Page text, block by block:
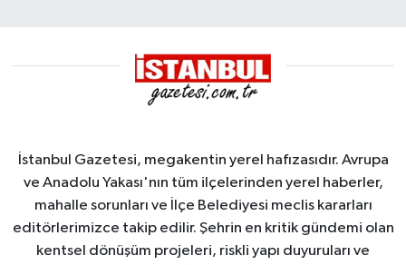
İstanbul Gazetesi, megakentin yerel hafızasıdır. Avrupa
ve Anadolu Yakası'nın tüm ilçelerinden yerel haberler,
mahalle sorunları ve İlçe Belediyesi meclis kararları
editörlerimizce takip edilir. Şehrin en kritik gündemi olan
kentsel dönüşüm projeleri, riskli yapı duyuruları ve